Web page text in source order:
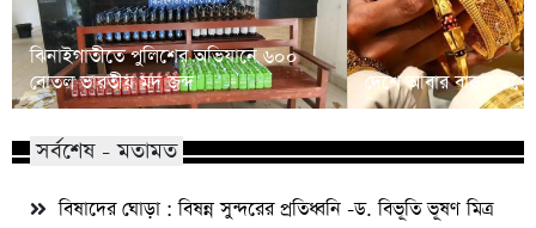
ঝিনাইগাতীতে পুলিশের অভিযানে ৬০০
বোতল ভারতীয় মদ জব্দ
দেশে আবার বাড়ল
সর্বশেষ - মতামত
বিষাদের ঘোড়া : বিষন্ন সুন্দরের প্রতিধ্বনি -ড. বিভূতি ভূষণ মিত্র